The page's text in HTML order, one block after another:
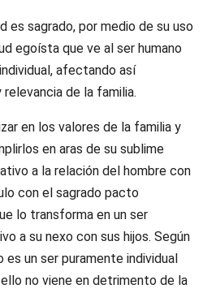
es sagrado, por medio de su uso
egoísta que ve al ser humano
afectando así
de la familia.
en los valores de la familia y
en aras de su sublime
a la relación del hombre con
con el sagrado pacto
lo transforma en un ser
a su nexo con sus hijos. Según
un ser puramente individual
no viene en detrimento de la